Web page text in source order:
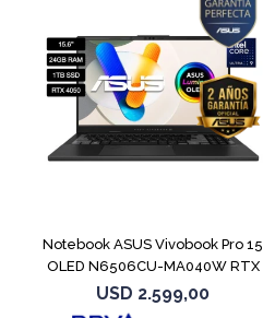
Notebook ASUS Vivobook Pro 15
OLED N6506CU-MA040W RTX
4050
USD 2.599,00